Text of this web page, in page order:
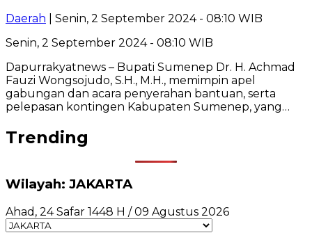
Daerah | Senin, 2 September 2024 - 08:10 WIB
Senin, 2 September 2024 - 08:10 WIB
Dapurrakyatnews – Bupati Sumenep Dr. H. Achmad
Fauzi Wongsojudo, S.H., M.H., memimpin apel
gabungan dan acara penyerahan bantuan, serta
pelepasan kontingen Kabupaten Sumenep, yang…
Trending
Wilayah: JAKARTA
Ahad, 24 Safar 1448 H / 09 Agustus 2026